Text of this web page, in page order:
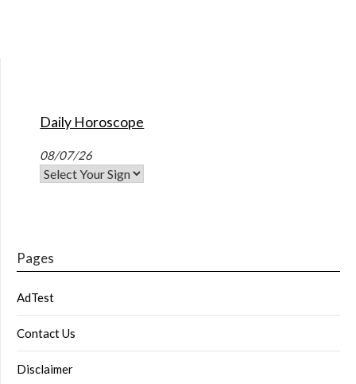
Daily Horoscope
08/07/26
Pages
AdTest
Contact Us
Disclaimer